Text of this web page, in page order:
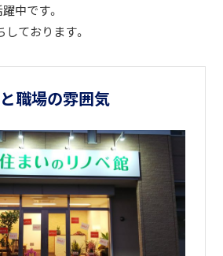
中です。
ております。
職場の雰囲気